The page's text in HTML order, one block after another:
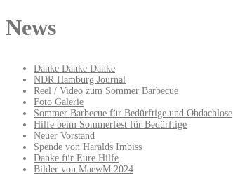
News
Danke Danke Danke
NDR Hamburg Journal
Reel / Video zum Sommer Barbecue
Foto Galerie
Sommer Barbecue für Bedürftige und Obdachlose
Hilfe beim Sommerfest für Bedürftige
Neuer Vorstand
Spende von Haralds Imbiss
Danke für Eure Hilfe
Bilder von MaewM 2024